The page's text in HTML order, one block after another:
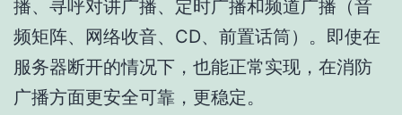
播、寻呼对讲广播、定时广播和频道广播（音
频矩阵、网络收音、CD、前置话筒）。即使在
服务器断开的情况下，也能正常实现，在消防
广播方面更安全可靠，更稳定。